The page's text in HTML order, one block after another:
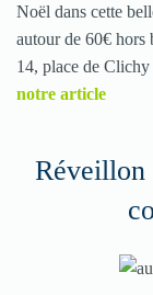
Noël dans cette
autour de 60€ hors
14, place de
notre article
Réveillon